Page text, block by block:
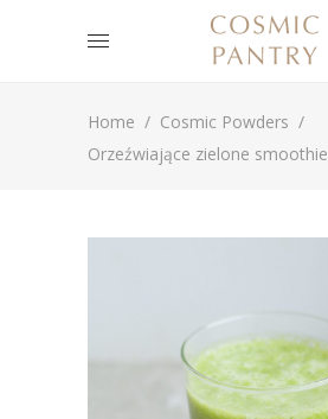
Home / Cosmic Powders /
Orzeźwiające zielone smoothie